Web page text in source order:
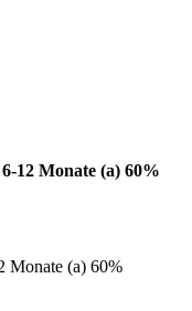
12 Monate (a) 60%
Monate (a) 60%